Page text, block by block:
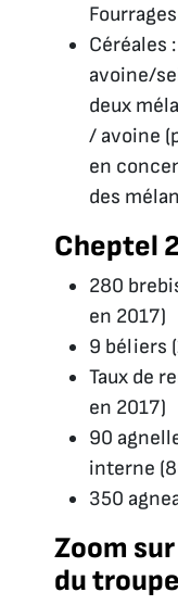
Céréales
avoine/
deux
/ avoine
en
des
Cheptel
280
en 2017)
9 béliers
Taux de
en 2017)
90
interne
350
Zoom
du